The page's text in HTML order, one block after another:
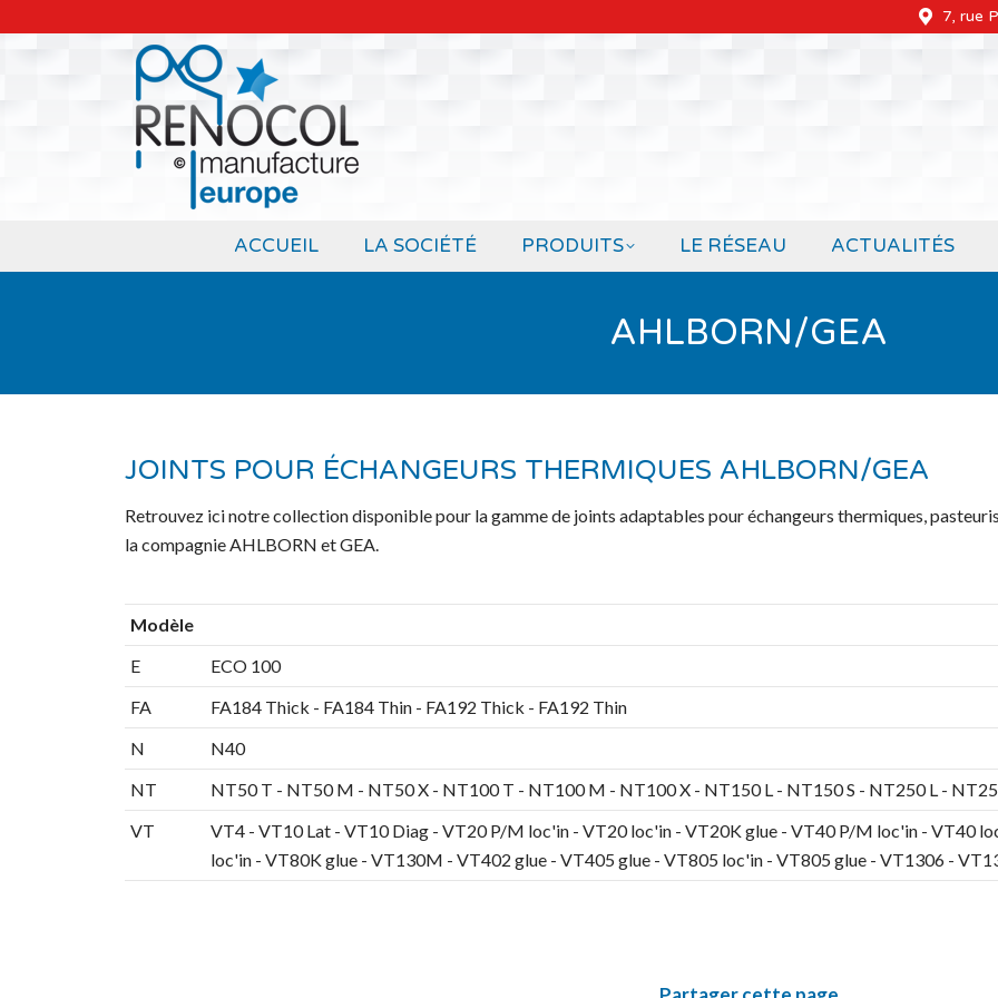
7, rue
ACCUEIL LA SOCIÉTÉ PRODUITS LE RÉSEAU ACTUALITÉS
AHLBORN/GEA
JOINTS POUR ÉCHANGEURS THERMIQUES AHLBORN/GEA
Retrouvez ici notre collection disponible pour la gamme de joints adaptables pour échangeurs thermiques,
la compagnie AHLBORN et GEA.
Modèle
E
ECO 100
FA
FA184 Thick - FA184 Thin - FA192 Thick - FA192 Thin
N
N40
NT
NT50 T - NT50 M - NT50 X - NT100 T - NT100 M - NT100 X - NT150 L - NT150 S - NT250 L -
VT
VT4 - VT10 Lat - VT10 Diag - VT20 P/M loc'in - VT20 loc'in - VT20K glue - VT40 P/M loc'in - VT40
loc'in - VT80K glue - VT130M - VT402 glue - VT405 glue - VT805 loc'in - VT805 glue - VT1306 -